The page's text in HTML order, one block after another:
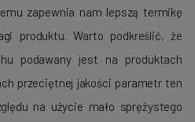
zapewnia nam lepszą termikę
produktu. Warto podkreślić, że
podawany jest na produktach
przeciętnej jakości parametr ten
na użycie mało sprężystego